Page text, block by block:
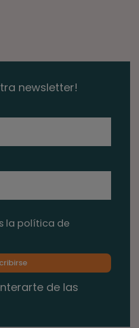
newsletter!
la política de
de las